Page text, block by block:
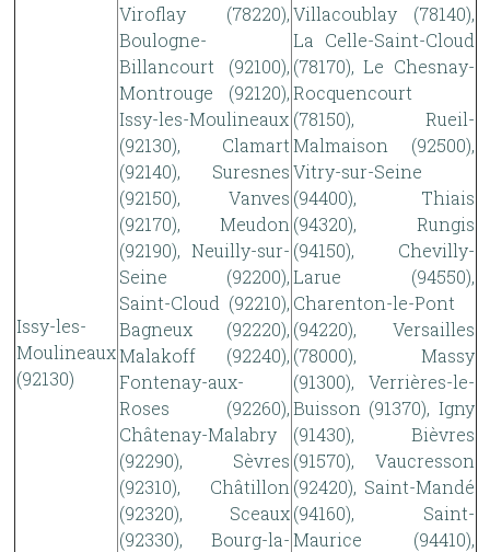
Issy-les-
Moulineaux
(92130)
Viroflay (78220),
Boulogne-
Billancourt (92100),
Montrouge (92120),
Issy-les-Moulineaux
(92130), Clamart
(92140), Suresnes
(92150), Vanves
(92170), Meudon
(92190), Neuilly-sur-
Seine (92200),
Saint-Cloud (92210),
Bagneux (92220),
Malakoff (92240),
Fontenay-aux-
Roses (92260),
Châtenay-Malabry
(92290), Sèvres
(92310), Châtillon
(92320), Sceaux
(92330), Bourg-la-
Villacoublay (78140),
La Celle-Saint-Cloud
(78170), Le Chesnay-
Rocquencourt
(78150), Rueil-
Malmaison (92500),
Vitry-sur-Seine
(94400), Thiais
(94320), Rungis
(94150), Chevilly-
Larue (94550),
Charenton-le-Pont
(94220), Versailles
(78000), Massy
(91300), Verrières-le-
Buisson (91370), Igny
(91430), Bièvres
(91570), Vaucresson
(92420), Saint-Mandé
(94160), Saint-
Maurice (94410),